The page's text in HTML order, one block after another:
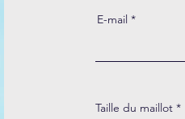
E-mail
Taille du maillot *